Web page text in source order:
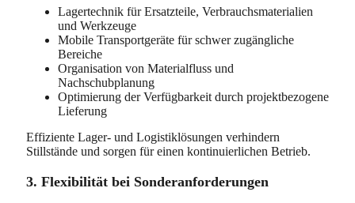
Lagertechnik für Ersatzteile, Verbrauchsmaterialien
und Werkzeuge
Mobile Transportgeräte für schwer zugängliche
Bereiche
Organisation von Materialfluss und
Nachschubplanung
Optimierung der Verfügbarkeit durch projektbezogene
Lieferung
Effiziente Lager- und Logistiklösungen verhindern
Stillstände und sorgen für einen kontinuierlichen Betrieb.
3. Flexibilität bei Sonderanforderungen